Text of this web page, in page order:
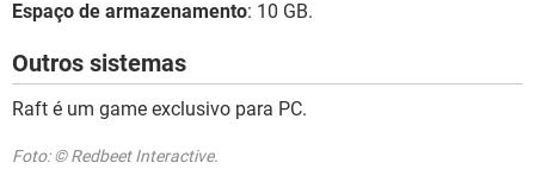
Espaço de armazenamento: 10 GB.
Outros sistemas
Raft é um game exclusivo para PC.
Foto: © Redbeet Interactive.